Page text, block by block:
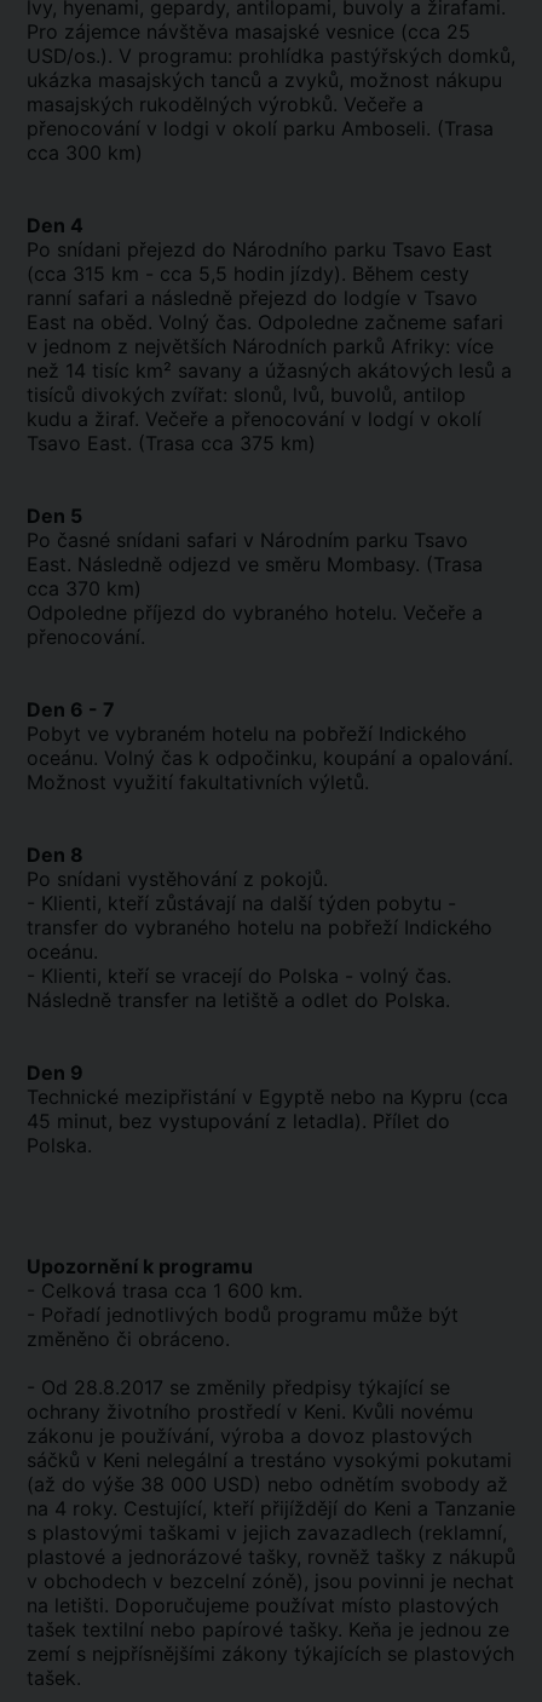
lvy, hyenami, gepardy, antilopami, buvoly a žirafami.
Pro zájemce návštěva masajské vesnice (cca 25
USD/os.). V programu: prohlídka pastýřských domků,
ukázka masajských tanců a zvyků, možnost nákupu
masajských rukodělných výrobků. Večeře a
přenocování v lodgi v okolí parku Amboseli. (Trasa
cca 300 km)
Den 4
Po snídani přejezd do Národního parku Tsavo East
(cca 315 km - cca 5,5 hodin jízdy). Během cesty
ranní safari a následně přejezd do lodgíe v Tsavo
East na oběd. Volný čas. Odpoledne začneme safari
v jednom z největších Národních parků Afriky: více
než 14 tisíc km² savany a úžasných akátových lesů a
tisíců divokých zvířat: slonů, lvů, buvolů, antilop
kudu a žiraf. Večeře a přenocování v lodgí v okolí
Tsavo East. (Trasa cca 375 km)
Den 5
Po časné snídani safari v Národním parku Tsavo
East. Následně odjezd ve směru Mombasy. (Trasa
cca 370 km)
Odpoledne příjezd do vybraného hotelu. Večeře a
přenocování.
Den 6 - 7
Pobyt ve vybraném hotelu na pobřeží Indického
oceánu. Volný čas k odpočinku, koupání a opalování.
Možnost využití fakultativních výletů.
Den 8
Po snídani vystěhování z pokojů.
- Klienti, kteří zůstávají na další týden pobytu -
transfer do vybraného hotelu na pobřeží Indického
oceánu.
- Klienti, kteří se vracejí do Polska - volný čas.
Následně transfer na letiště a odlet do Polska.
Den 9
Technické mezipřistání v Egyptě nebo na Kypru (cca
45 minut, bez vystupování z letadla). Přílet do
Polska.
Upozornění k programu
- Celková trasa cca 1 600 km.
- Pořadí jednotlivých bodů programu může být
změněno či obráceno.
- Od 28.8.2017 se změnily předpisy týkající se
ochrany životního prostředí v Keni. Kvůli novému
zákonu je používání, výroba a dovoz plastových
sáčků v Keni nelegální a trestáno vysokými pokutami
(až do výše 38 000 USD) nebo odnětím svobody až
na 4 roky. Cestující, kteří přijíždějí do Keni a Tanzanie
s plastovými taškami v jejich zavazadlech (reklamní,
plastové a jednorázové tašky, rovněž tašky z nákupů
v obchodech v bezcelní zóně), jsou povinni je nechat
na letišti. Doporučujeme používat místo plastových
tašek textilní nebo papírové tašky. Keňa je jednou ze
zemí s nejpřísnějšími zákony týkajících se plastových
tašek.